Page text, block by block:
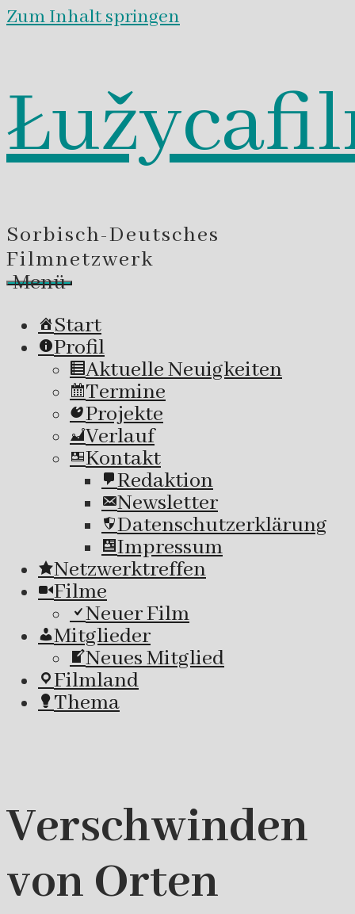
Zum Inhalt springen
Sorbisch-Deutsches
Filmnetzwerk
Menü
Start
Profil
Aktuelle Neuigkeiten
Termine
Projekte
Verlauf
Kontakt
Redaktion
Newsletter
Datenschutzerklärung
Impressum
Netzwerktreffen
Filme
Neuer Film
Mitglieder
Neues Mitglied
Filmland
Thema
Verschwinden
von Orten